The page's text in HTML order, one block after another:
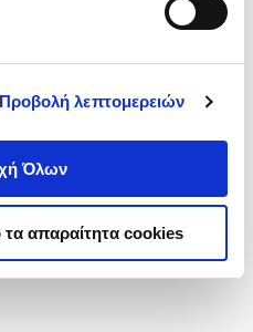
Προβολή λεπτομερειών
Όλων
απαραίτητα cookies